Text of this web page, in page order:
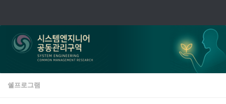
쉘프로그램